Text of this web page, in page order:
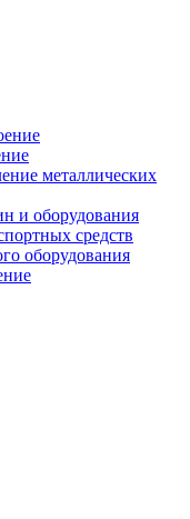
металлических
и оборудования
средств
оборудования